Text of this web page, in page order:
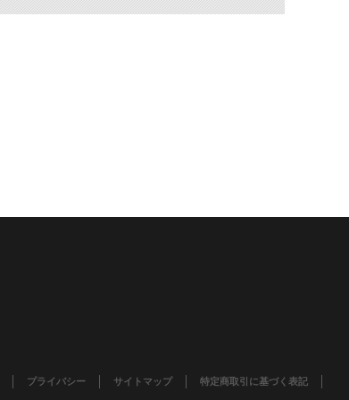
プライバシー サイトマップ 特定商取引に基づく表記